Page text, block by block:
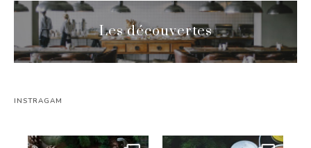
Les découvertes
INSTRAGAM